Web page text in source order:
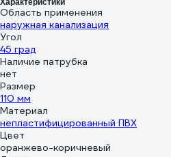
Область применения
наружная канализация
Угол
45 град
Наличие патрубка
нет
Размер
110 мм
Материал
непластифицированный ПВХ
Цвет
оранжево-коричневый